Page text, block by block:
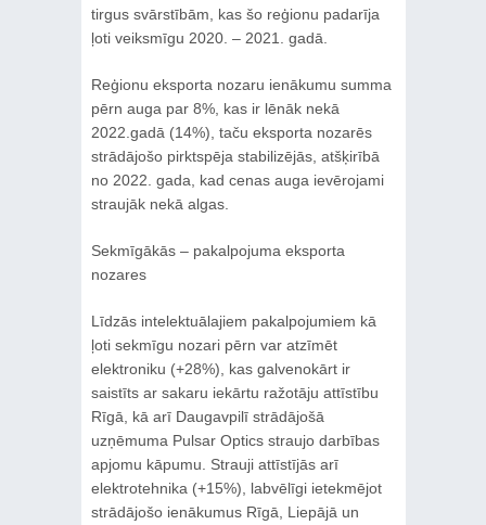
tirgus svārstībām, kas šo reģionu padarīja
ļoti veiksmīgu 2020. – 2021. gadā.
Reģionu eksporta nozaru ienākumu summa
pērn auga par 8%, kas ir lēnāk nekā
2022.gadā (14%), taču eksporta nozarēs
strādājošo pirktspēja stabilizējās, atšķirībā
no 2022. gada, kad cenas auga ievērojami
straujāk nekā algas.
Sekmīgākās – pakalpojuma eksporta
nozares
Līdzās intelektuālajiem pakalpojumiem kā
ļoti sekmīgu nozari pērn var atzīmēt
elektroniku (+28%), kas galvenokārt ir
saistīts ar sakaru iekārtu ražotāju attīstību
Rīgā, kā arī Daugavpilī strādājošā
uzņēmuma Pulsar Optics straujo darbības
apjomu kāpumu. Strauji attīstījās arī
elektrotehnika (+15%), labvēlīgi ietekmējot
strādājošo ienākumus Rīgā, Liepājā un